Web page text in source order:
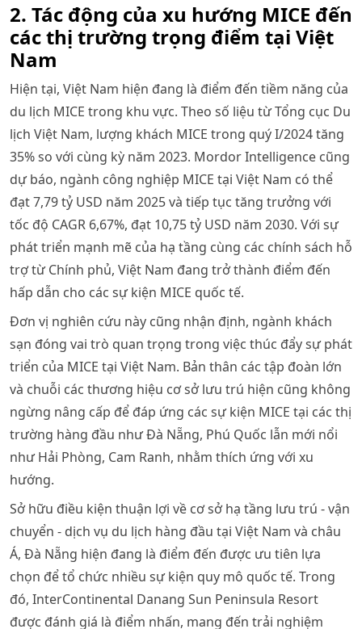
2. Tác động của xu hướng MICE đến
các thị trường trọng điểm tại Việt
Nam
Hiện tại, Việt Nam hiện đang là điểm đến tiềm năng của
du lịch MICE trong khu vực. Theo số liệu từ Tổng cục Du
lịch Việt Nam, lượng khách MICE trong quý I/2024 tăng
35% so với cùng kỳ năm 2023. Mordor Intelligence cũng
dự báo, ngành công nghiệp MICE tại Việt Nam có thể
đạt 7,79 tỷ USD năm 2025 và tiếp tục tăng trưởng với
tốc độ CAGR 6,67%, đạt 10,75 tỷ USD năm 2030. Với sự
phát triển mạnh mẽ của hạ tầng cùng các chính sách hỗ
trợ từ Chính phủ, Việt Nam đang trở thành điểm đến
hấp dẫn cho các sự kiện MICE quốc tế.
Đơn vị nghiên cứu này cũng nhận định, ngành khách
sạn đóng vai trò quan trọng trong việc thúc đẩy sự phát
triển của MICE tại Việt Nam. Bản thân các tập đoàn lớn
và chuỗi các thương hiệu cơ sở lưu trú hiện cũng không
ngừng nâng cấp để đáp ứng các sự kiện MICE tại các thị
trường hàng đầu như Đà Nẵng, Phú Quốc lẫn mới nổi
như Hải Phòng, Cam Ranh, nhằm thích ứng với xu
hướng.
Sở hữu điều kiện thuận lợi về cơ sở hạ tầng lưu trú - vận
chuyển - dịch vụ du lịch hàng đầu tại Việt Nam và châu
Á, Đà Nẵng hiện đang là điểm đến được ưu tiên lựa
chọn để tổ chức nhiều sự kiện quy mô quốc tế. Trong
đó, InterContinental Danang Sun Peninsula Resort
được đánh giá là điểm nhấn, mang đến trải nghiệm